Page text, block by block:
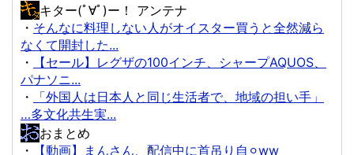
キター(ﾟ∀ﾟ)ー！ アンテナ
・ そんなに料理しない人がオイスター買うと全然減ら
なくて開封した...
・
【セール】レグザの100インチ、シャープAQUOS、
パナソニ...
・
「外国人は日本人と同じ生活者で、地域の担い手」
…多文化共生実...
おまとめ
・
【動画】まんさん、配信中に首吊り自⚪︎ww